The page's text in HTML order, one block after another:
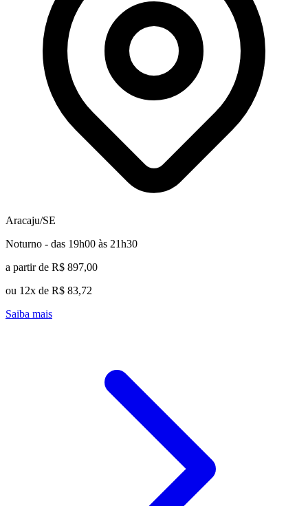
Aracaju/SE
Noturno - das 19h00 às 21h30
a partir de R$ 897,00
ou 12x de R$ 83,72
Saiba mais